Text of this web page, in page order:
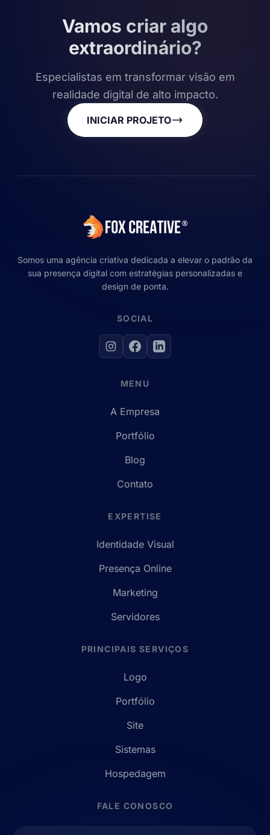
Vamos criar algo
extraordinário?
Especialistas em transformar visão em
realidade digital de alto impacto.
INICIAR PROJETO
Somos uma agência criativa dedicada a elevar o padrão da
sua presença digital com estratégias personalizadas e
design de ponta.
SOCIAL
MENU
A Empresa
Portfólio
Blog
Contato
EXPERTISE
Identidade Visual
Presença Online
Marketing
Servidores
PRINCIPAIS SERVIÇOS
Logo
Portfólio
Site
Sistemas
Hospedagem
FALE CONOSCO